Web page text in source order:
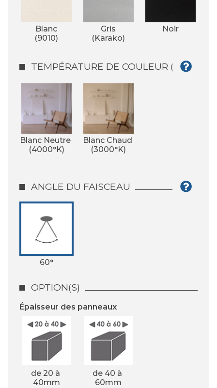
Blanc
(9010)
Gris
(Karako)
Noir
TEMPÉRATURE DE COULEUR (°K)
Blanc Neutre
(4000°K)
Blanc Chaud
(3000°K)
ANGLE DU FAISCEAU
60°
OPTION(S)
Épaisseur des panneaux
de 20 à
40mm
de 40 à
60mm